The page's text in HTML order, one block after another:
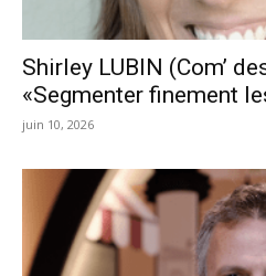
Shirley LUBIN (Com’
«Segmenter finement
juin 10, 2026